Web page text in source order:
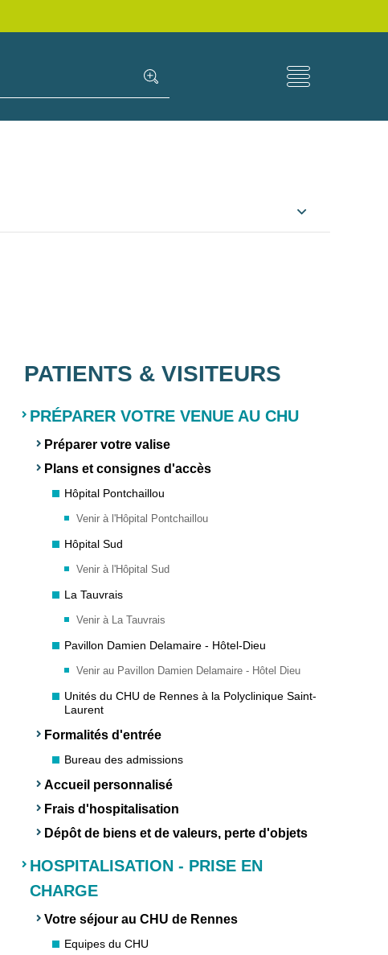
PATIENTS & VISITEURS
PRÉPARER VOTRE VENUE AU CHU
Préparer votre valise
Plans et consignes d'accès
Hôpital Pontchaillou
Venir à l'Hôpital Pontchaillou
Hôpital Sud
Venir à l'Hôpital Sud
La Tauvrais
Venir à La Tauvrais
Pavillon Damien Delamaire - Hôtel-Dieu
Venir au Pavillon Damien Delamaire - Hôtel Dieu
Unités du CHU de Rennes à la Polyclinique Saint-
Laurent
Formalités d'entrée
Bureau des admissions
Accueil personnalisé
Frais d'hospitalisation
Dépôt de biens et de valeurs, perte d'objets
HOSPITALISATION - PRISE EN
CHARGE
Votre séjour au CHU de Rennes
Equipes du CHU